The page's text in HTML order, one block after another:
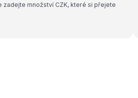
zadejte množství CZK, které si přejete